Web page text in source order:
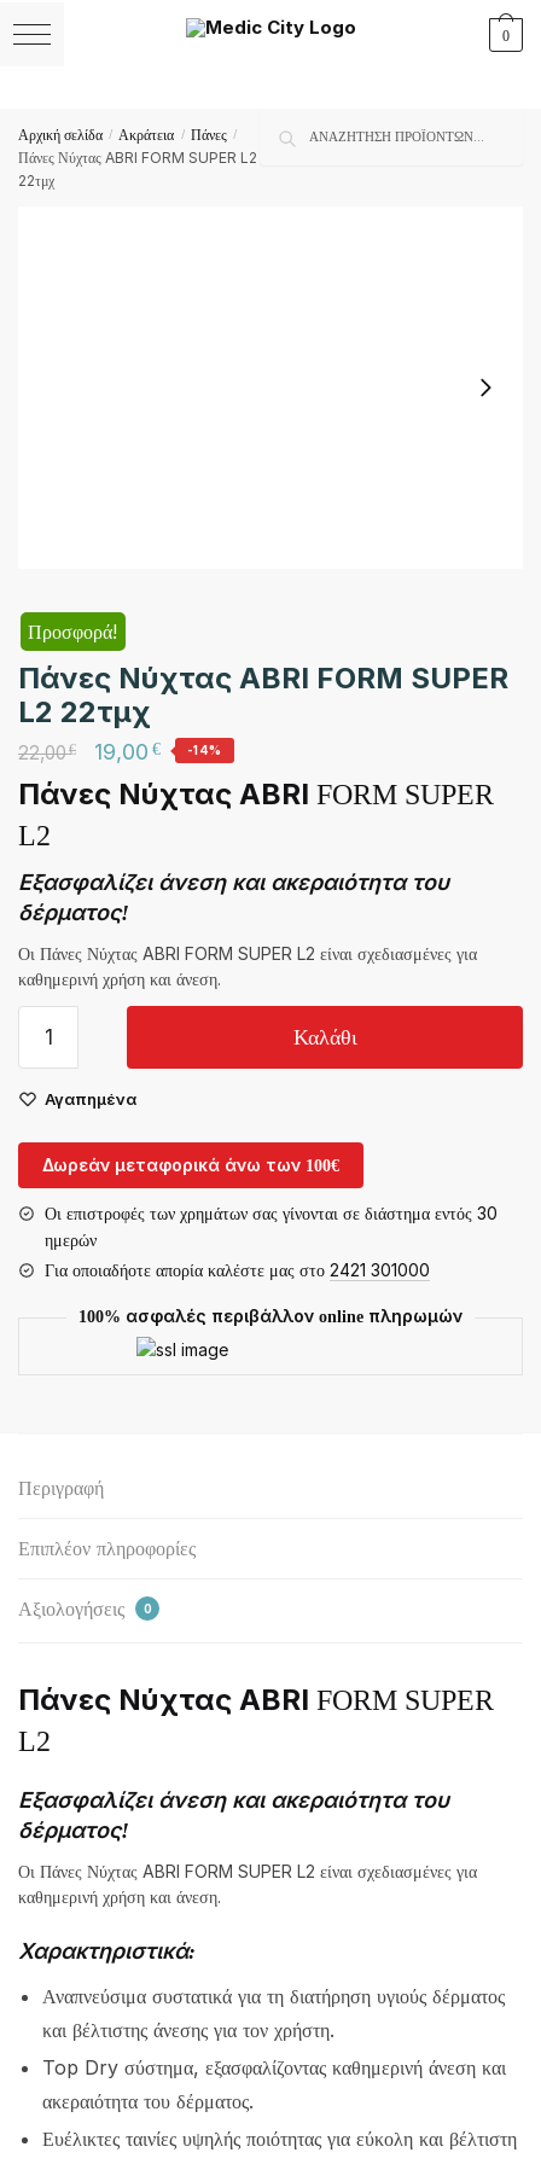
to
to
για:
Αναζήτηση
0
Αρχική σελίδα / Ακράτεια / Πάνες /
Πάνες Νύχτας ABRI FORM SUPER L2
22τμχ
Προσφορά!
Πάνες Νύχτας ABRI FORM SUPER
L2 22τμχ
22,00€ 19,00€ -14%
Πάνες Νύχτας ABRI FORM SUPER
L2
Εξασφαλίζει άνεση και ακεραιότητα του
δέρματος!
Οι Πάνες Νύχτας ABRI FORM SUPER L2 είναι σχεδιασμένες για
καθημερινή χρήση και άνεση.
Νύχτας
FORM
22τμχ
ποσότητα
Καλάθι
Αγαπημένα
Δωρεάν μεταφορικά άνω των 100€
Οι επιστροφές των χρημάτων σας γίνονται σε διάστημα εντός 30
ημερών
Για οποιαδήοτε απορία καλέστε μας στο 2421 301000
100% ασφαλές περιβάλλον online πληρωμών
Περιγραφή
Επιπλέον πληροφορίες
Αξιολογήσεις 0
Πάνες Νύχτας ABRI FORM SUPER
L2
Εξασφαλίζει άνεση και ακεραιότητα του
δέρματος!
Οι Πάνες Νύχτας ABRI FORM SUPER L2 είναι σχεδιασμένες για
καθημερινή χρήση και άνεση.
Χαρακτηριστικά:
Αναπνεύσιμα συστατικά για τη διατήρηση υγιούς δέρματος
και βέλτιστης άνεσης για τον χρήστη.
Top Dry σύστημα, εξασφαλίζοντας καθημερινή άνεση και
ακεραιότητα του δέρματος.
Ευέλικτες ταινίες υψηλής ποιότητας για εύκολη και βέλτιστη